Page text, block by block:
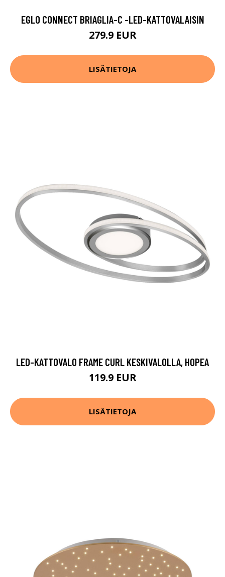
EGLO CONNECT BRIAGLIA-C -LED-KATTOVALAISIN
279.9 EUR
LISÄTIETOJA
LED-KATTOVALO FRAME CURL KESKIVALOLLA, HOPEA
119.9 EUR
LISÄTIETOJA